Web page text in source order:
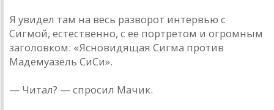
Я увидел там на весь разворот интервью с
Сигмой, естественно, с ее портретом и огромным
заголовком: «Ясновидящая Сигма против
Мадемуазель СиСи».
— Читал? — спросил Мачик.